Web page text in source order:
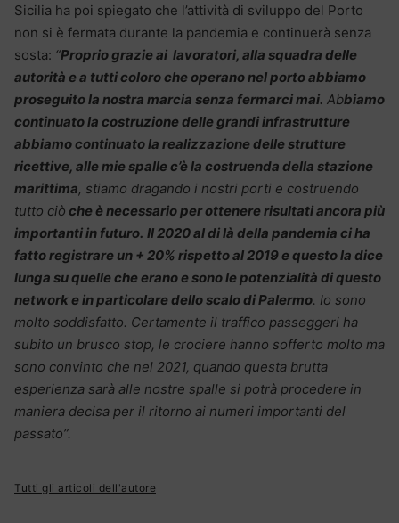
Sicilia ha poi spiegato che l’attività di sviluppo del Porto
non si è fermata durante la pandemia e continuerà senza
sosta: “Proprio grazie ai lavoratori, alla squadra delle
autorità e a tutti coloro che operano nel porto abbiamo
proseguito la nostra marcia senza fermarci mai. Abbiamo
continuato la costruzione delle grandi infrastrutture
abbiamo continuato la realizzazione delle strutture
ricettive, alle mie spalle c’è la costruenda della stazione
marittima, stiamo dragando i nostri porti e costruendo
tutto ciò che è necessario per ottenere risultati ancora più
importanti in futuro. Il 2020 al di là della pandemia ci ha
fatto registrare un + 20% rispetto al 2019 e questo la dice
lunga su quelle che erano e sono le potenzialità di questo
network e in particolare dello scalo di Palermo. Io sono
molto soddisfatto. Certamente il traffico passeggeri ha
subito un brusco stop, le crociere hanno sofferto molto ma
sono convinto che nel 2021, quando questa brutta
esperienza sarà alle nostre spalle si potrà procedere in
maniera decisa per il ritorno ai numeri importanti del
passato”.
Tutti gli articoli dell'autore